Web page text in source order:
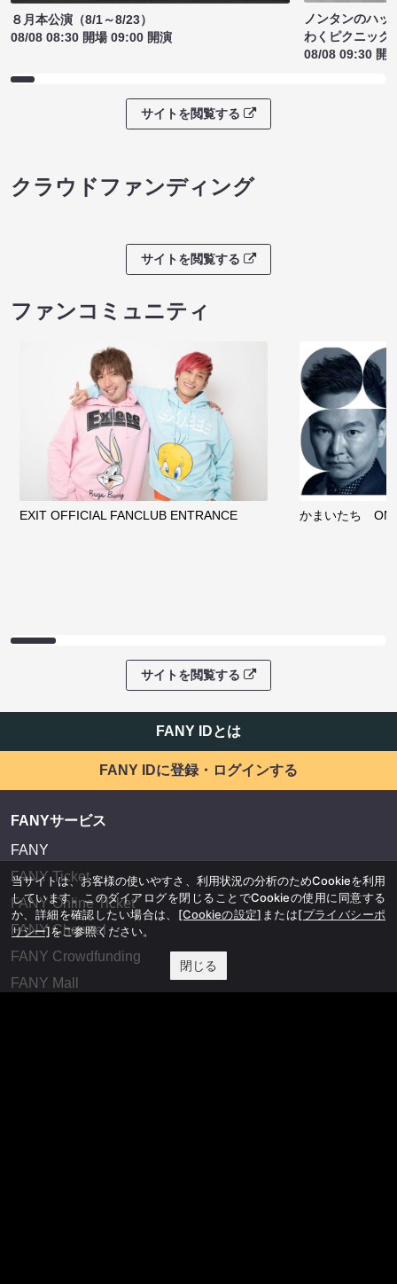
８月本公演（8/1～8/23）
08/08 08:30 開場 09:00 開演
ノンタンのハッ
わくピクニック
08/08 09:30 開
サイトを閲覧する
クラウドファンディング
サイトを閲覧する
ファンコミュニティ
EXIT OFFICIAL FANCLUB ENTRANCE かまいたち
サイトを閲覧する
FANY IDとは
FANY IDに登録・ログインする
FANYサービス
FANY
FANY Ticket
FANY Online Ticket
FANY Channel
FANY Crowdfunding
FANY Mall
当サイトは、お客様の使いやすさ、利用状況の分析のためCookieを利用
しています。このダイアログを閉じることでCookieの使用に同意する
か、詳細を確認したい場合は、 [Cookieの設定] または[プライバシーポ
リシー]をご参照ください。
閉じる